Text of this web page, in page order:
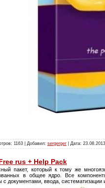
1163 | Добавил: sergerger | Дата: 23.08.2013
rus + Help Pack
пакет, который к тому же
в общее ядро. Все
документами, ввода, систематизации